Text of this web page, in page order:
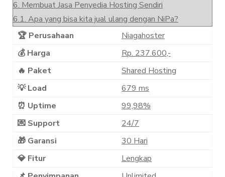
6.Membuat Jasa Penyedia Hosting Sendiri
6.1.Apa yang bisa kita jual ulang dengan NiPa?
🏆 Perusahaan
Niagahoster
💰 Harga
Rp. 237.600,-
🔥 Paket
Shared Hosting
💡 Load
679 ms
⏰ Uptime
99,98%
💌 Support
24/7
🎁 Garansi
30 Hari
💎 Fitur
Lengkap